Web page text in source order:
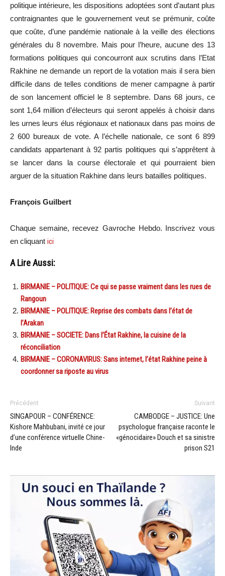
politique intérieure, les dispositions adoptées sont d’autant plus
contraignantes que le gouvernement veut se prémunir, coûte
que coûte, d’une pandémie nationale à la veille des élections
générales du 8 novembre. Mais pour l’heure, aucune des 13
formations politiques qui concourront aux scrutins dans l’Etat
Rakhine ne demande un report de la votation mais il sera bien
difficile dans de telles conditions de mener campagne à partir
de son lancement officiel le 8 septembre. Dans 68 jours, ce
sont 1,64 million d’électeurs qui seront appelés à choisir dans
les urnes leurs élus régionaux et nationaux dans pas moins de
2 600 bureaux de vote. A l’échelle nationale, ce sont 6 899
candidats appartenant à 92 partis politiques qui s’apprêtent à
se lancer dans la course électorale et qui pourraient bien
arguer de la situation Rakhine dans leurs batailles politiques.
François Guilbert
Chaque semaine, recevez Gavroche Hebdo. Inscrivez vous
en cliquant ici
A Lire Aussi:
BIRMANIE – POLITIQUE: Ce qui se passe vraiment dans les rues de
Rangoun
BIRMANIE – POLITIQUE: Reprise des combats dans l’état de
l’Arakan
BIRMANIE – SOCIETE: Dans l’État Rakhine, la cuisine de la
réconciliation
BIRMANIE – CORONAVIRUS: Sans internet, l’état Rakhine peine à
coordonner sa riposte au virus
Précédent
SINGAPOUR – CONFÉRENCE:
Kishore Mahbubani, invité ce jour
d’une conférence virtuelle Chine-
Inde
Suivant
CAMBODGE – JUSTICE: Une
psychologue française raconte le
«génocidaire» Douch et sa sinistre
prison S21